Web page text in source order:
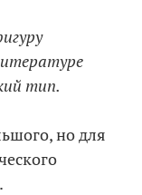
тип.
но для